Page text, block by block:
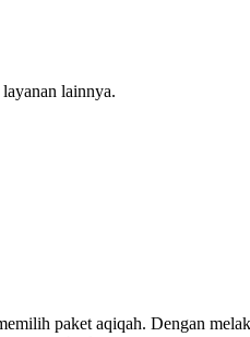
lainnya.
paket aqiqah. Dengan